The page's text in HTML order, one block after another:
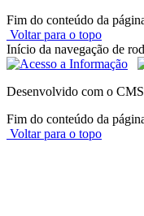
Fim do conteúdo da
Voltar para o topo
Início da navegação de
Desenvolvido com o
Fim do conteúdo da
Voltar para o topo